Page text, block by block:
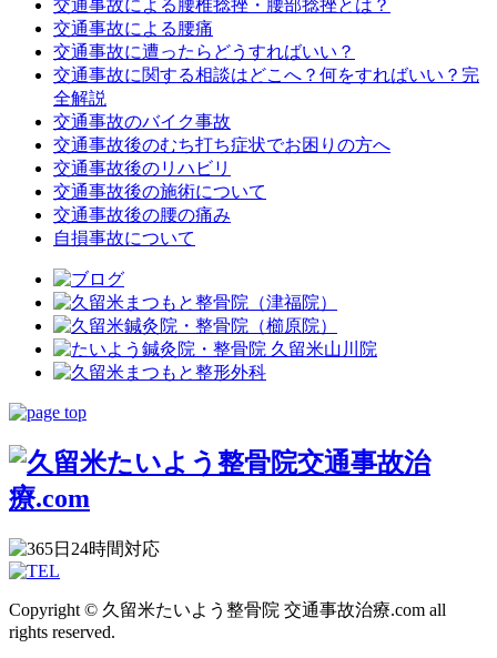
交通事故による腰椎捻挫・腰部捻挫とは？
交通事故による腰痛
交通事故に遭ったらどうすればいい？
交通事故に関する相談はどこへ？何をすればいい？完
全解説
交通事故のバイク事故
交通事故後のむち打ち症状でお困りの方へ
交通事故後のリハビリ
交通事故後の施術について
交通事故後の腰の痛み
自損事故について
Copyright © 久留米たいよう整骨院 交通事故治療.com all
rights reserved.